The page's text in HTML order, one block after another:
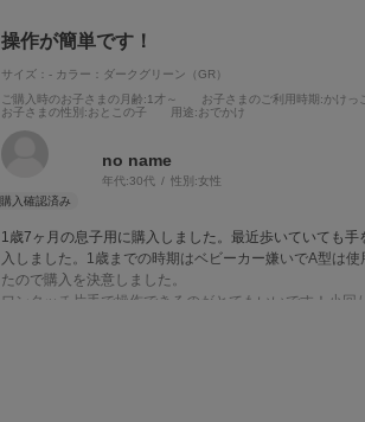
操作が簡単です！
サイズ：- カラー：ダークグリーン（GR）
ご購入時のお子さまの月齢:1才～ お子さまのご利用時期 :かけっ
お子さまの性別 :おとこの子 用途:おでかけ
no name
年代:30代 性別:女性
1歳7ヶ月の息子用に購入しました。最近歩いていても
入しました。1歳までの時期はベビーカー嫌いでA型は
たので購入を決意しました。
ワンタッチ片手で操作できるのがとてもいいです！小